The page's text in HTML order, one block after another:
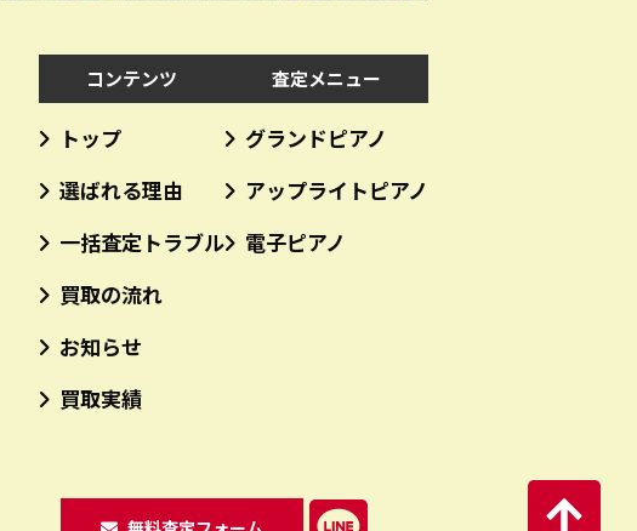
コンテンツ
トップ
選ばれる理由
一括査定トラブル
買取の流れ
お知らせ
買取実績
査定メニュー
グランドピアノ
アップライトピアノ
電子ピアノ